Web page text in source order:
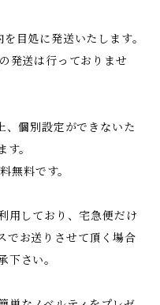
目処に発送いたします。
発送は行っておりませ
個別設定ができないた
。
無料です。
用しており、宅急便だけ
でお送りさせて頂く場合
下さい。